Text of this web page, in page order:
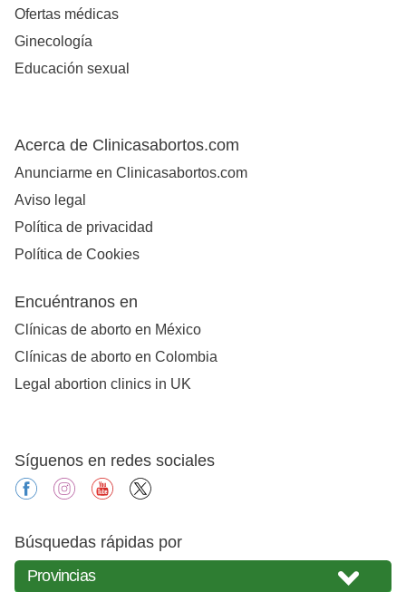
Ofertas médicas
Ginecología
Educación sexual
Acerca de Clinicasabortos.com
Anunciarme en Clinicasabortos.com
Aviso legal
Política de privacidad
Política de Cookies
Encuéntranos en
Clínicas de aborto en México
Clínicas de aborto en Colombia
Legal abortion clinics in UK
Síguenos en redes sociales
facebookinstagramyoutube
Búsquedas rápidas por